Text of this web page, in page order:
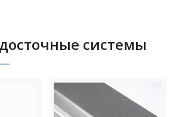
системы